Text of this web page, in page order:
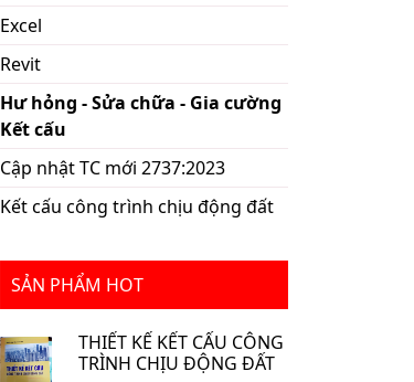
Excel
Revit
Hư hỏng - Sửa chữa - Gia cường
Kết cấu
Cập nhật TC mới 2737:2023
Kết cấu công trình chịu động đất
SẢN PHẨM HOT
THIẾT KẾ KẾT CẤU CÔNG
TRÌNH CHỊU ĐỘNG ĐẤT